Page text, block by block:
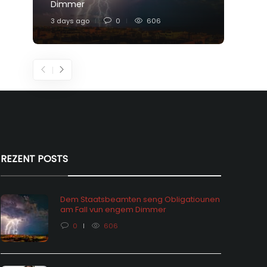
Dimmer
3 days ago 0 606
REZENT POSTS
Dem Staatsbeamten seng Obligatiounen
am Fall vun engem Dimmer
0 606